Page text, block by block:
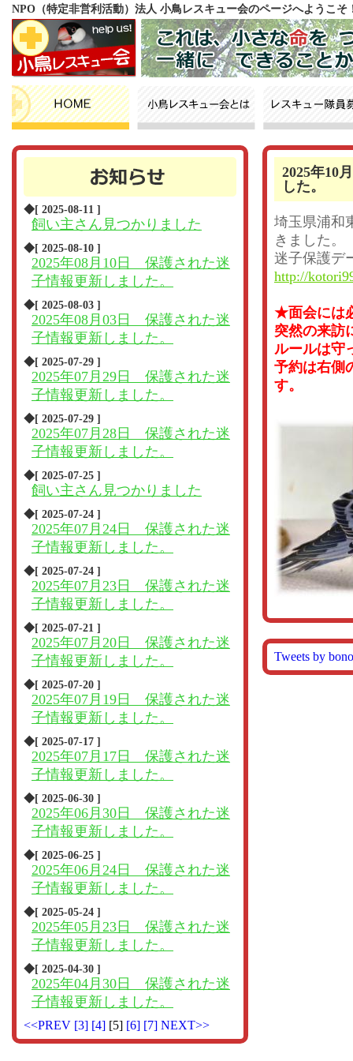
NPO（特定非営利活動）法人 小鳥レスキュー会のページへようこそ
◆[ 2025-08-11 ]
飼い主さん見つかりました
◆[ 2025-08-10 ]
2025年08月10日 保護された迷
子情報更新しました。
◆[ 2025-08-03 ]
2025年08月03日 保護された迷
子情報更新しました。
◆[ 2025-07-29 ]
2025年07月29日 保護された迷
子情報更新しました。
◆[ 2025-07-29 ]
2025年07月28日 保護された迷
子情報更新しました。
◆[ 2025-07-25 ]
飼い主さん見つかりました
◆[ 2025-07-24 ]
2025年07月24日 保護された迷
子情報更新しました。
◆[ 2025-07-24 ]
2025年07月23日 保護された迷
子情報更新しました。
◆[ 2025-07-21 ]
2025年07月20日 保護された迷
子情報更新しました。
◆[ 2025-07-20 ]
2025年07月19日 保護された迷
子情報更新しました。
◆[ 2025-07-17 ]
2025年07月17日 保護された迷
子情報更新しました。
◆[ 2025-06-30 ]
2025年06月30日 保護された迷
子情報更新しました。
◆[ 2025-06-25 ]
2025年06月24日 保護された迷
子情報更新しました。
◆[ 2025-05-24 ]
2025年05月23日 保護された迷
子情報更新しました。
◆[ 2025-04-30 ]
2025年04月30日 保護された迷
子情報更新しました。
<<PREV [3] [4] [5] [6] [7] NEXT>>
2025年10
した。
埼玉県浦和
きました。
迷子保護デ
http://
★面会には
突然の来訪
ルールは守
予約は右側
す。
Tweets by